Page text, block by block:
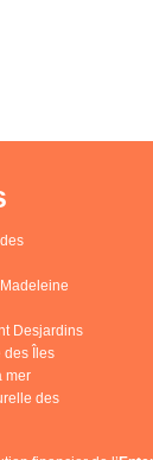
Desjardins
des Îles
mer
des